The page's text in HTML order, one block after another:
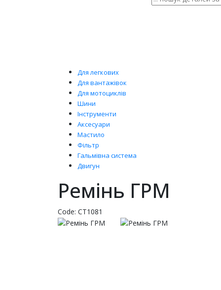
Для легкових
Для вантажівок
Для мотоциклів
Шини
Інструменти
Аксесуари
Мастило
Фільтр
Гальмівна система
Двигун
Ремінь ГРМ
Code: CT1081